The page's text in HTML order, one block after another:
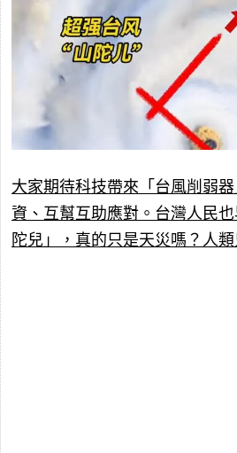
大家期待科技帶來「台風削弱
資、互幫互助應對。台灣人民
陀兒」，真的只是天災嗎？人